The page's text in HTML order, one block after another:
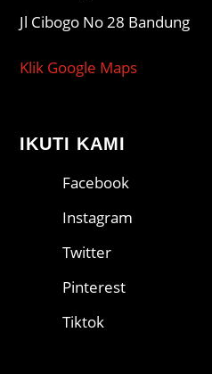
Jl Cibogo No 28 Bandung
Klik Google Maps
IKUTI KAMI
Facebook
Instagram
Twitter
Pinterest
Tiktok